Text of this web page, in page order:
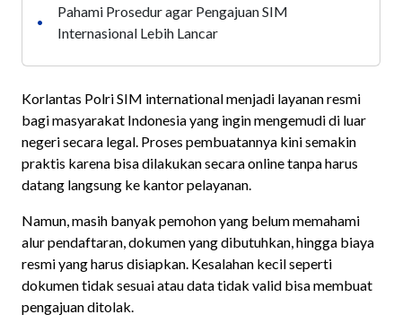
•
Pahami Prosedur agar Pengajuan SIM
Internasional Lebih Lancar
Korlantas Polri SIM international menjadi layanan resmi
bagi masyarakat Indonesia yang ingin mengemudi di luar
negeri secara legal. Proses pembuatannya kini semakin
praktis karena bisa dilakukan secara online tanpa harus
datang langsung ke kantor pelayanan.
Namun, masih banyak pemohon yang belum memahami
alur pendaftaran, dokumen yang dibutuhkan, hingga biaya
resmi yang harus disiapkan. Kesalahan kecil seperti
dokumen tidak sesuai atau data tidak valid bisa membuat
pengajuan ditolak.